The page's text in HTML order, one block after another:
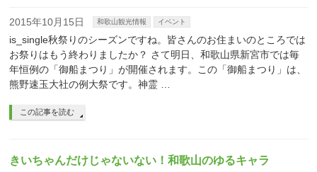
2015年10月15日 和歌山観光情報 イベント
is_single秋祭りのシーズンですね。皆さんのお住まいのところでは
お祭りはもう終わりましたか？ さて明日、和歌山県新宮市では毎
年恒例の「御船まつり」が開催されます。この「御船まつり」は、
熊野速玉大社の例大祭です。神霊 …
この記事を読む
きいちゃんだけじゃないない！和歌山のゆるキャラ